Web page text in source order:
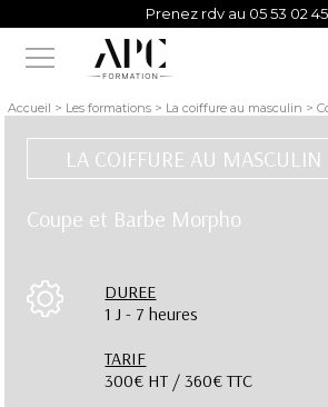
Prenez rdv au 05 53 02
Vous avez besoin d'un conseil d'un
Accueil > Les formations > La coiffure au masculin >
LA COIFFURE AU MASCULIN
Coupe et Barbe Morpho
DUREE
1 J - 7 heures
TARIF
300€ HT / 360€ TTC